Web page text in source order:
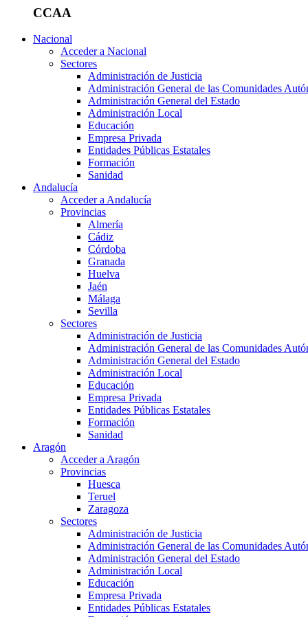
CCAA
Nacional
Acceder a Nacional
Sectores
Administración de Justicia
Administración General de las Comunidades
Administración General del Estado
Administración Local
Educación
Empresa Privada
Entidades Públicas Estatales
Formación
Sanidad
Andalucía
Acceder a Andalucía
Provincias
Almería
Cádiz
Córdoba
Granada
Huelva
Jaén
Málaga
Sevilla
Sectores
Administración de Justicia
Administración General de las Comunidades
Administración General del Estado
Administración Local
Educación
Empresa Privada
Entidades Públicas Estatales
Formación
Sanidad
Aragón
Acceder a Aragón
Provincias
Huesca
Teruel
Zaragoza
Sectores
Administración de Justicia
Administración General de las Comunidades
Administración General del Estado
Administración Local
Educación
Empresa Privada
Entidades Públicas Estatales